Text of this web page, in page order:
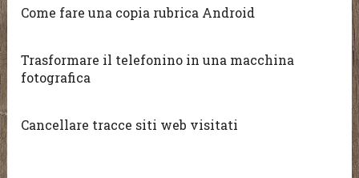
Come fare una copia rubrica Android
Trasformare il telefonino in una macchina
fotografica
Cancellare tracce siti web visitati